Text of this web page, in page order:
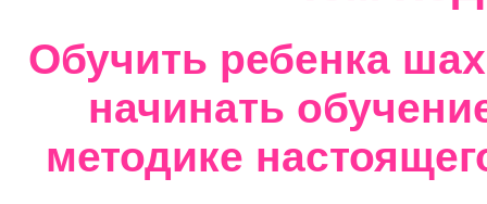
Обучить ребенка
начинать
методике